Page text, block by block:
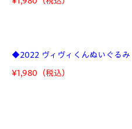
◆2022 ヴィヴィくんぬいぐるみ
¥1,980 （税込）